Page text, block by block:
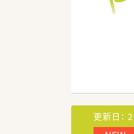
更新日：